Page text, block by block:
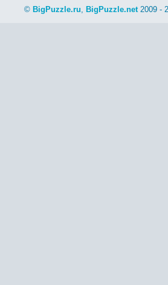
© BigPuzzle.ru, BigPuzzle.net2009 -